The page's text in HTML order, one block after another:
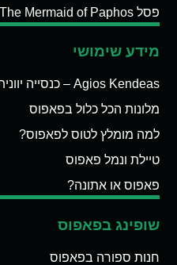
פסל The Mermaid of Paphos – בת הים של פאפוס.
מידע שימושי
Agios Kendeas – כנסייה יוונית אורתודוקסית בפאפוס
מלונות הכל כלול בפאפוס
למה מומלץ לטוס לפאפוס?
טיילת ונמל פאפוס
פאפוס או אתונה?
שופינג בפאפוס
חנות ספורה בפאפוס